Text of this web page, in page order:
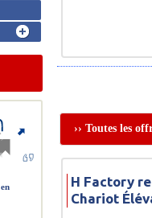
›› Toutes les
H Factory
Chariot